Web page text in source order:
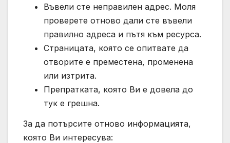
Въвели сте неправилен адрес. Моля
проверете отново дали сте въвели
правилно адреса и пътя към ресурса.
Страницата, която се опитвате да
отворите е преместена, променена
или изтрита.
Препратката, която Ви е довела до
тук е грешна.
За да потърсите отново информацията,
която Ви интересува: